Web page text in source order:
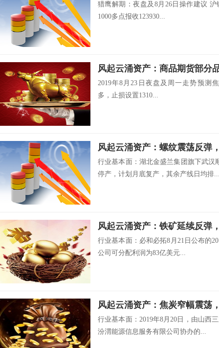
猎鹰解期：夜盘及8月26日操作建议
1000多点报收123930...
2019年8月23日夜盘及周一走势预测
多，止损设置1310...
风起云涌资产：螺纹震荡反弹
行业基本面：湖北金盛兰集团旗下武汉
停产，计划月底复产，其余产线日均排
行业基本面：必和必拓8月21日公布的
公司可分配利润为83亿美元...
风起云涌资产：焦炭窄幅震荡
行业基本面：2019年8月20日，由山西
汾渭能源信息服务有限公司协办的...